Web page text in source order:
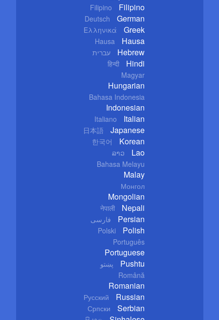
Filipino Filipino
Deutsch German
Ελληνικά Greek
Hausa Hausa
עברית Hebrew
हिन्दी Hindi
Magyar
Hungarian
Bahasa Indonesia
Indonesian
Italiano Italian
日本語 Japanese
한국어 Korean
ລາວ Lao
Bahasa Melayu
Malay
Монгол
Mongolian
नेपाली Nepali
فارسی Persian
Polski Polish
Português
Portuguese
پښتو Pushtu
Română
Romanian
Русский Russian
Српски Serbian